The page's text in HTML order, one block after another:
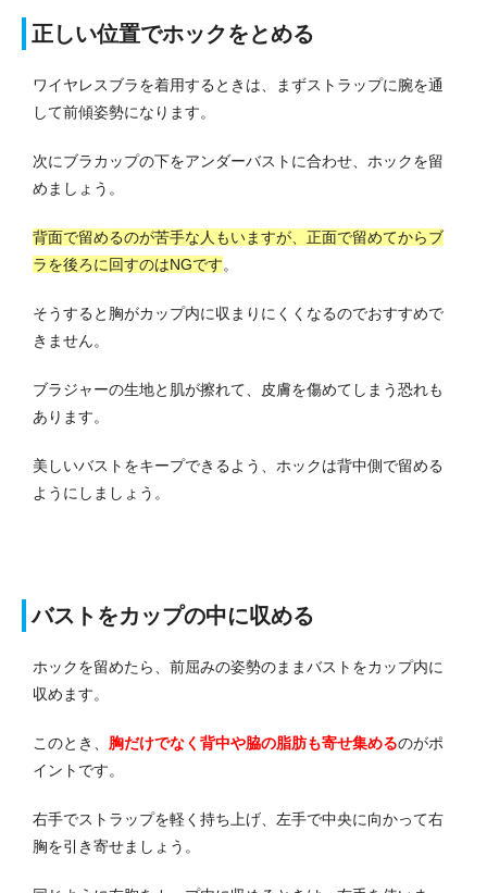
正しい位置でホックをとめる
ワイヤレスブラを着用するときは、まずストラップに腕を通
して前傾姿勢になります。
次にブラカップの下をアンダーバストに合わせ、ホックを留
めましょう。
背面で留めるのが苦手な人もいますが、正面で留めてからブ
ラを後ろに回すのはNGです。
そうすると胸がカップ内に収まりにくくなるのでおすすめで
きません。
ブラジャーの生地と肌が擦れて、皮膚を傷めてしまう恐れも
あります。
美しいバストをキープできるよう、ホックは背中側で留める
ようにしましょう。
バストをカップの中に収める
ホックを留めたら、前屈みの姿勢のままバストをカップ内に
収めます。
このとき、 胸だけでなく背中や脇の脂肪も寄せ集めるのがポ
イントです。
右手でストラップを軽く持ち上げ、左手で中央に向かって右
胸を引き寄せましょう。